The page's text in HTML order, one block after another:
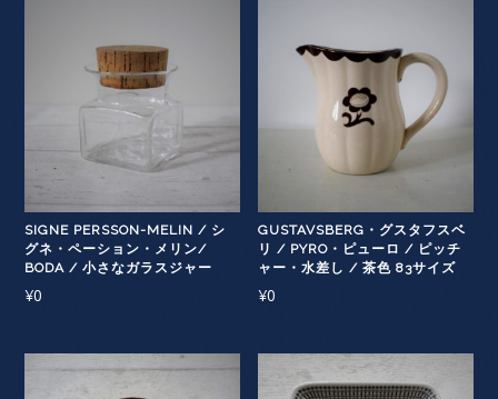
SIGNE PERSSON-MELIN / シ
グネ・ペーション・メリン/
BODA / 小さなガラスジャー
¥0
GUSTAVSBERG・グスタフスベ
リ / PYRO・ピューロ / ピッチ
ャー・水差し / 茶色 83サイズ
¥0